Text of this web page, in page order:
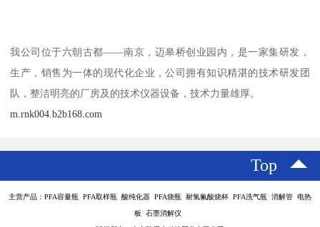
我公司位于六朝古都——南京，迈皋桥创业园内，是一家集研发，
生产，销售为一体的现代化企业，公司拥有知识精湛的技术研发团
队，整洁明亮的厂房及的技术仪器设备，技术力量雄厚。
m.rnk004.b2b168.com
Top
主营产品：PFA容量瓶 PFA取样瓶 酸纯化器 PFA烧瓶 耐氢氟酸烧杯 PFA洗气瓶 消解管 电热
板 石墨消解仪